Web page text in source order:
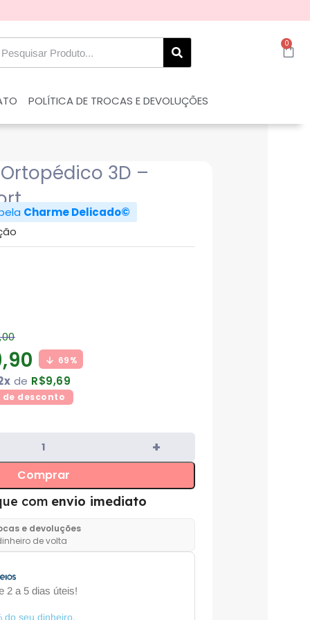
0
POLÍTICA DE TROCAS E DEVOLUÇÕES
3D –
Charme Delicado©
69%
de R$9,69
de desconto
Comprar
com envio imediato
e devoluções
de volta
2 a 5 dias úteis!
do seu dinheiro.